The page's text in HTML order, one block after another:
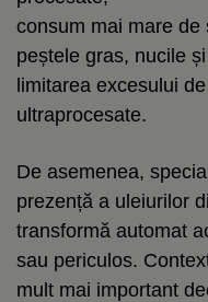
consum mai mare de
peștele gras, nucile
limitarea excesului
ultraprocesate.
De asemenea,
prezență a uleiurilor
transformă automat
sau periculos.
mult mai important